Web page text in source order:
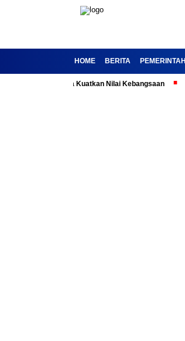
HOME BERITA
Ajak Media Kuatkan Nilai Kebangsaan